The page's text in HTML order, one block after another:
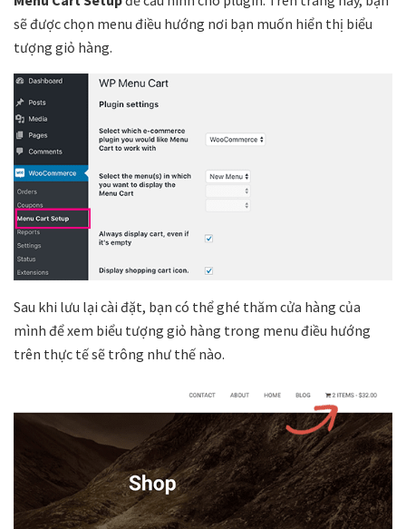
sẽ được chọn menu điều hướng nơi bạn muốn hiển thị biểu
tượng giỏ hàng.
Sau khi lưu lại cài đặt, bạn có thể ghé thăm cửa hàng của
mình để xem biểu tượng giỏ hàng trong menu điều hướng
trên thực tế sẽ trông như thế nào.